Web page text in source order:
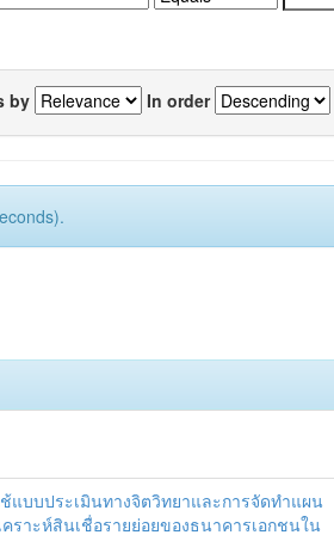
by In order
แบบประเมินทางจิตวิทยาและการจัดทำแผน
าะห์สินเชื่อรายย่อยของธนาคารเอกชนใน